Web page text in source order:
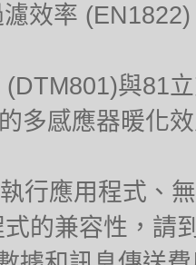
效率 (EN1822)
與81
多感應器暖化
行應用程式、
的兼容性，請